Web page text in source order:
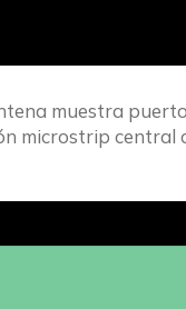
muestra
microstrip central